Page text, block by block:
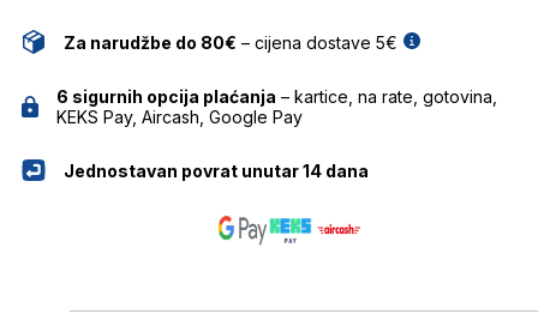
Za narudžbe do 80€ – cijena dostave 5€
6 sigurnih opcija plaćanja – kartice, na rate, gotovina,
KEKS Pay, Aircash, Google Pay
Jednostavan povrat unutar 14 dana